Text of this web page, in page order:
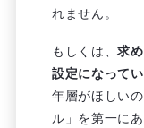
れません。
もしくは、求
設定になって
年層がほしい
ル」を第一に